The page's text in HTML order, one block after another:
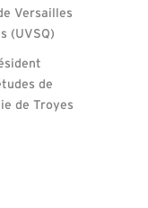
Versailles
(UVSQ)
de
de Troyes